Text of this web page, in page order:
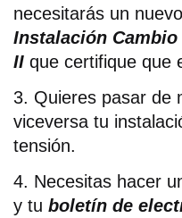
necesitarás un nuevo
Instalación
II que certifique que
3. Quieres pasar de
viceversa tu
tensión.
4. Necesitas hacer
y tu boletín de